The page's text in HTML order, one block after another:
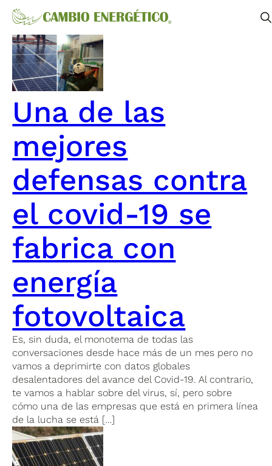
Una de las
mejores
defensas contra
el covid-19 se
fabrica con
energía
fotovoltaica
Es, sin duda, el monotema de todas las
conversaciones desde hace más de un mes pero no
vamos a deprimirte con datos globales
desalentadores del avance del Covid-19. Al contrario,
te vamos a hablar sobre del virus, sí, pero sobre
cómo una de las empresas que está en primera línea
de la lucha se está […]